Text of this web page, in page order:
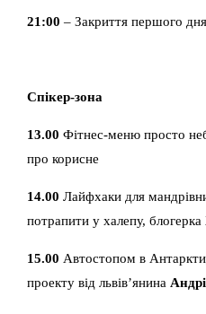
21:00 – Закриття першого
Спікер-зона
13.00 Фітнес-меню просто
про корисне
14.00 Лайфхаки для
потрапити у халепу, блогерка
15.00 Автостопом в
проекту від львів’янина